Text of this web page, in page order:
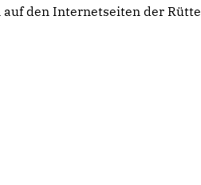
den Internetseiten der